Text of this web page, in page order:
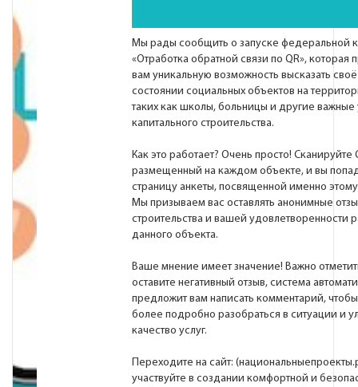
Мы рады сообщить о запуске федеральной
«Отработка обратной связи по QR», которая
вам уникальную возможность высказать
состоянии социальных объектов на
таких как школы, больницы и другие
капитального строительства.
Как это работает? Очень просто! Сканируйте
размещенный на каждом объекте, и вы
страницу анкеты, посвященной именно
Мы призываем вас оставлять анонимные
строительства и вашей удовлетворенности
данного объекта.
Ваше мнение имеет значение! Важно
оставите негативный отзыв, система
предложит вам написать комментарий,
более подробно разобраться в ситуации и
качество услуг.
Переходите на сайт:
участвуйте в создании комфортной и